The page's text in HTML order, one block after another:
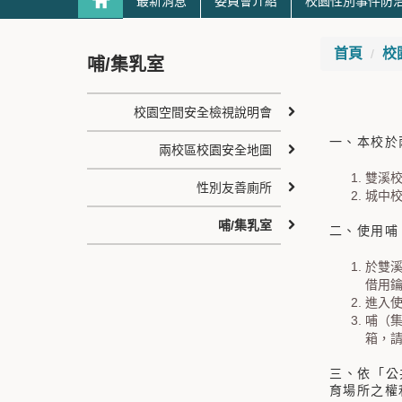
首頁 校
一、本校
雙溪
城中
二、使用
於雙
借用
進入
哺（
箱，
三、依「
育場所之
哺/集乳室
校園空間安全檢視說明會
兩校區校園安全地圖
性別友善廁所
哺/集乳室